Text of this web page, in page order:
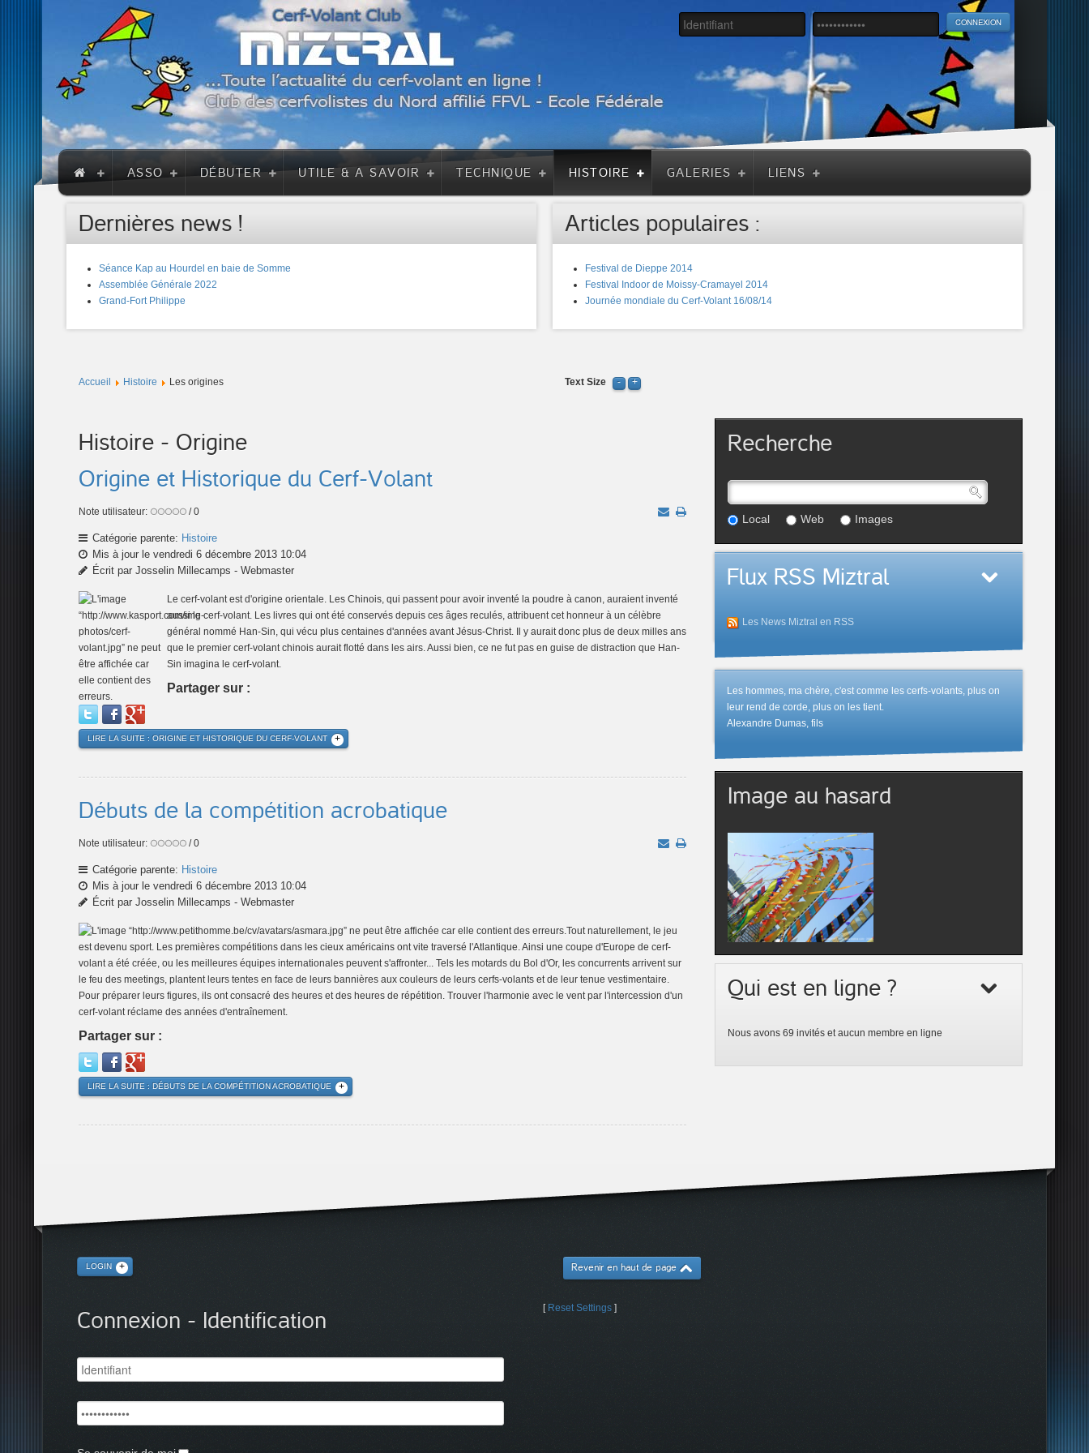
ASSO DÉBUTER UTILE & A SAVOIR TECHNIQUE HISTOIRE GALERIES LIENS
Dernières news !
Séance Kap au Hourdel en baie de Somme
Assemblée Générale 2022
Grand-Fort Philippe
Articles populaires :
Festival de Dieppe 2014
Festival Indoor de Moissy-Cramayel 2014
Journée mondiale du Cerf-Volant 16/08/14
Accueil Histoire Les origines Text Size
Histoire - Origine
Origine et Historique du Cerf-Volant
Note utilisateur: / 0
Catégorie parente: Histoire
Mis à jour le vendredi 6 décembre 2013 10:04
Écrit par Josselin Millecamps - Webmaster
Le cerf-volant est d'origine orientale. Les Chinois, qui passent pour avoir inventé la poudre à canon, auraient inventé
aussi le cerf-volant. Les livres qui ont été conservés depuis ces âges reculés, attribuent cet honneur à un célèbre
général nommé Han-Sin, qui vécu plus centaines d'années avant Jésus-Christ. Il y aurait donc plus de deux milles ans
que le premier cerf-volant chinois aurait flotté dans les airs. Aussi bien, ce ne fut pas en guise de distraction que Han-
Sin imagina le cerf-volant.
Partager sur :
LIRE LA SUITE : ORIGINE ET HISTORIQUE DU CERF-VOLANT
Débuts de la compétition acrobatique
Note utilisateur: / 0
Catégorie parente: Histoire
Mis à jour le vendredi 6 décembre 2013 10:04
Écrit par Josselin Millecamps - Webmaster
Tout naturellement, le jeu
est devenu sport. Les premières compétitions dans les cieux américains ont vite traversé l'Atlantique. Ainsi une coupe d'Europe de cerf-
volant a été créée, ou les meilleures équipes internationales peuvent s'affronter... Tels les motards du Bol d'Or, les concurrents arrivent sur
le feu des meetings, plantent leurs tentes en face de leurs bannières aux couleurs de leurs cerfs-volants et de leur tenue vestimentaire.
Pour préparer leurs figures, ils ont consacré des heures et des heures de répétition. Trouver l'harmonie avec le vent par l'intercession d'un
cerf-volant réclame des années d'entraînement.
Partager sur :
LIRE LA SUITE : DÉBUTS DE LA COMPÉTITION ACROBATIQUE
Recherche
Local Web Images
Flux RSS Miztral
Les News Miztral en RSS
Les hommes, ma chère, c'est comme les cerfs-volants, plus on
leur rend de corde, plus on les tient.
Alexandre Dumas, fils
Image au hasard
Qui est en ligne ?
Nous avons 69 invités et aucun membre en ligne
LOGIN
Connexion - Identification
Revenir en haut de page
[ Reset Settings ]